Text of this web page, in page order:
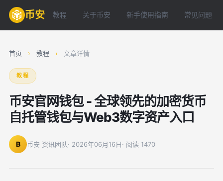
币安 教程 关于币安 新手使用指南 常见问题
首页 › 教程 › 文章详情
教程
币安官网钱包 - 全球领先的加密货币
自托管钱包与Web3数字资产入口
B 币安 资讯团队· 2026年06月16日· 阅读 1470